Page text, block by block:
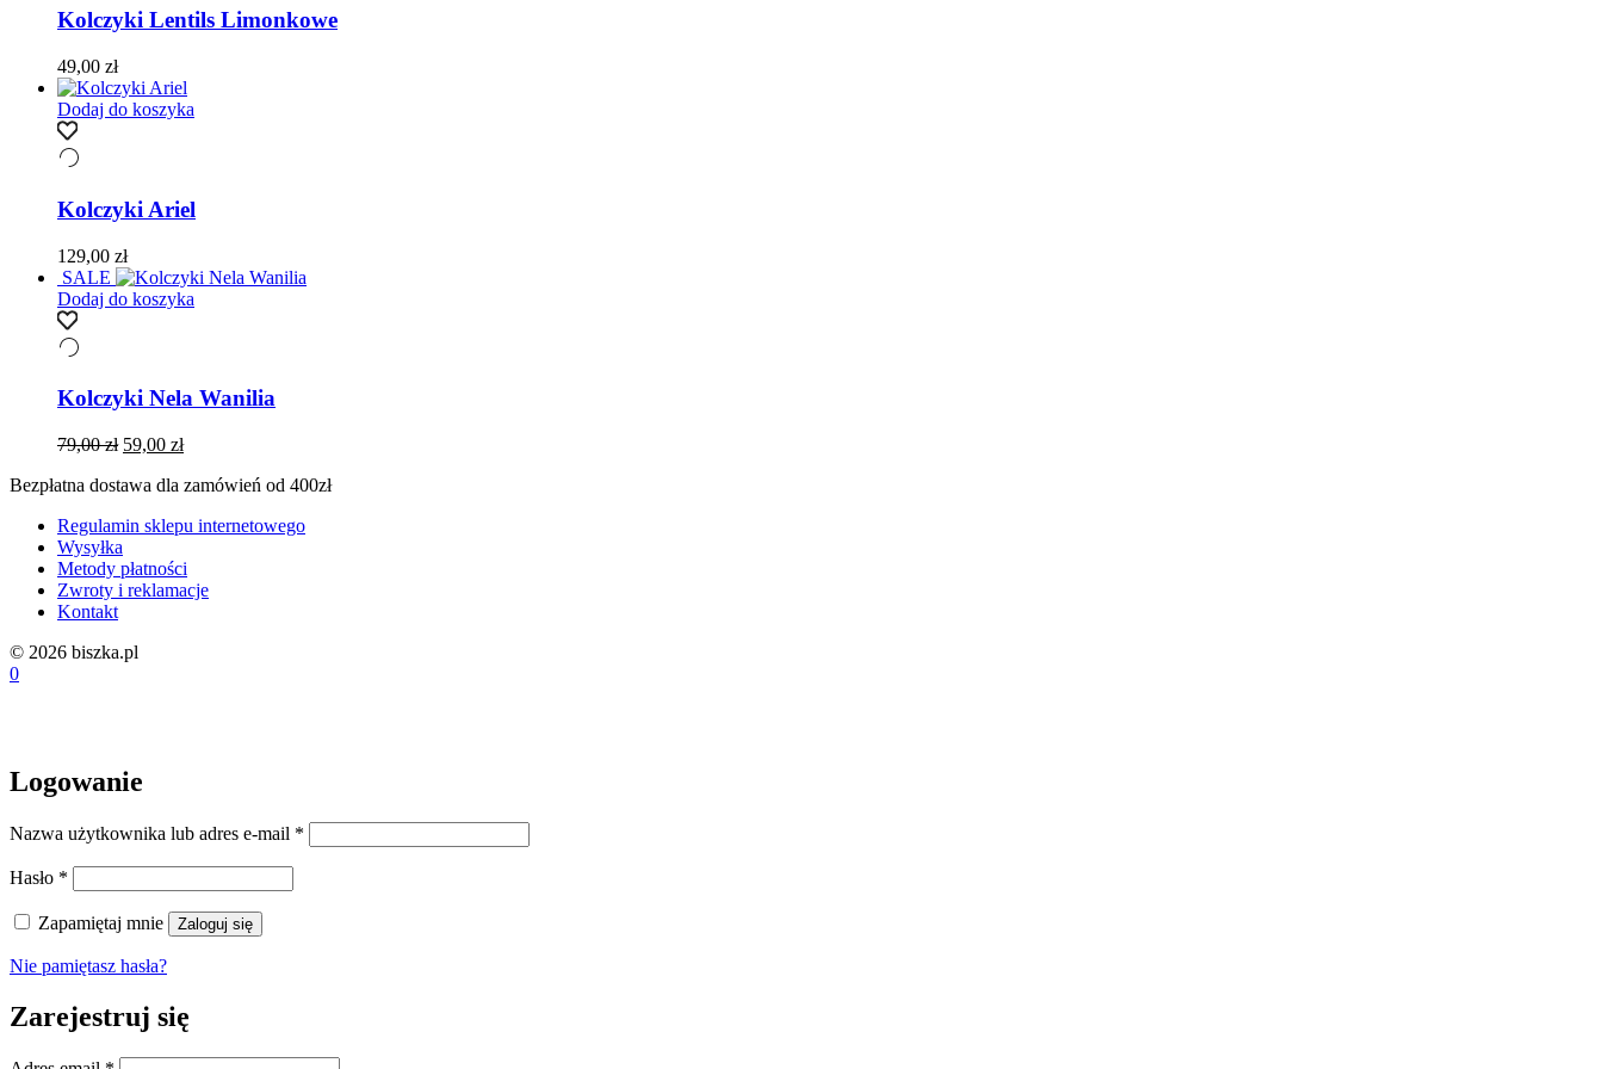
Kolczyki Lentils Limonkowe
49,00 zł
Dodaj do koszyka
Kolczyki Ariel
129,00 zł
SALE
Dodaj do koszyka
Kolczyki Nela Wanilia
79,00zł Pierwotna
wynosiła:
59,00 złAktualna
wynosi:
Bezpłatna dostawa dla zamówień od 400zł
Regulamin sklepu internetowego
Wysyłka
Metody płatności
Zwroty i reklamacje
Kontakt
© 2026 biszka.pl
0
Logowanie
Nazwa użytkownika lub adres e-mail *
Hasło *
Zapamiętaj mnie Zaloguj się
Nie pamiętasz hasła?
Zarejestruj się